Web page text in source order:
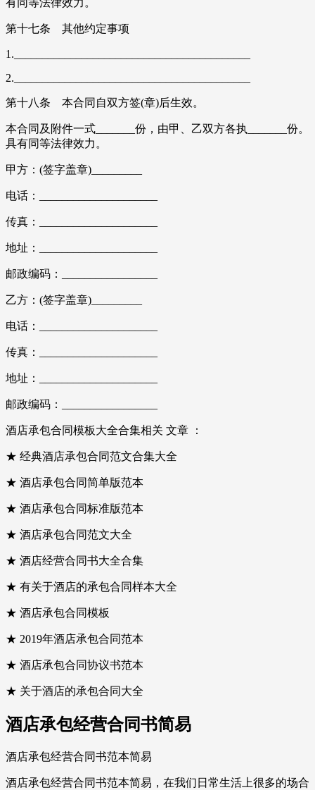
有同等法律效力。
第十七条 其他约定事项
1.__________________________________________
2.__________________________________________
第十八条 本合同自双方签(章)后生效。
本合同及附件一式_______份，由甲、乙双方各执_______份。
具有同等法律效力。
甲方：(签字盖章)_________
电话：_____________________
传真：_____________________
地址：_____________________
邮政编码：_________________
乙方：(签字盖章)_________
电话：_____________________
传真：_____________________
地址：_____________________
邮政编码：_________________
酒店承包合同模板大全合集相关 文章 ：
★ 经典酒店承包合同范文合集大全
★ 酒店承包合同简单版范本
★ 酒店承包合同标准版范本
★ 酒店承包合同范文大全
★ 酒店经营合同书大全合集
★ 有关于酒店的承包合同样本大全
★ 酒店承包合同模板
★ 2019年酒店承包合同范本
★ 酒店承包合同协议书范本
★ 关于酒店的承包合同大全
酒店承包经营合同书简易
酒店承包经营合同书范本简易
酒店承包经营合同书范本简易，在我们日常生活上很多的场合